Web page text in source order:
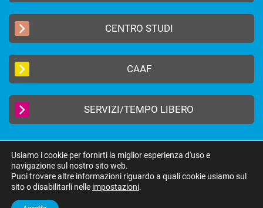
CENTRO STUDI
CAAF
SERVIZI/TEMPO LIBERO
2019 © FEDERAZIONE AUTONOMA BANCARI ITALIANI –Privacy Policy|
Cookie Policy
Usiamo i cookie per fornirti la miglior esperienza d'uso e
navigazione sul nostro sito web.
Puoi trovare altre informazioni riguardo a quali cookie usiamo sul
sito o disabilitarli nelle impostazioni.